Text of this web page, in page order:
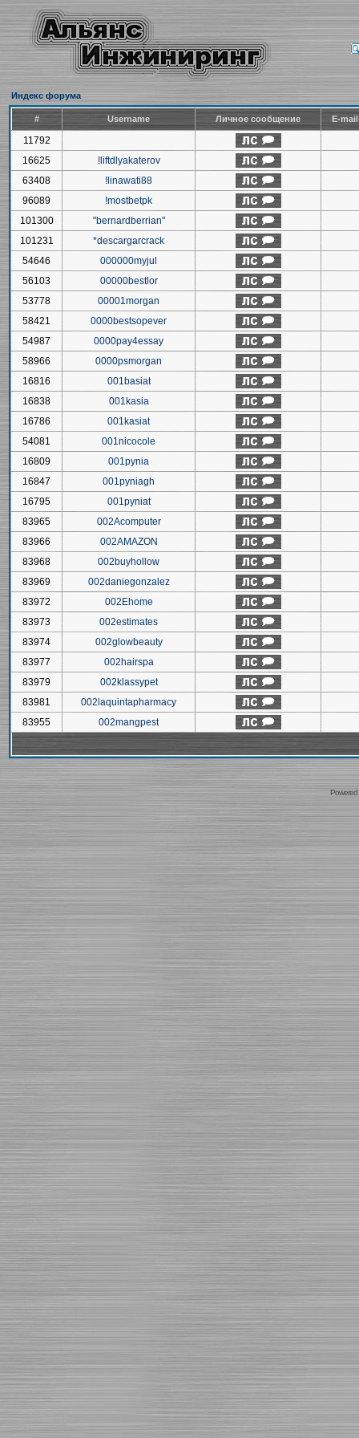
Индекс форума
# Username Личное сообщение E-
11792
16625
!liftdlyakaterov
63408
!linawati88
96089
!mostbetpk
101300
"bernardberrian"
101231
*descargarcrack
54646
000000myjul
56103
00000bestlor
53778
00001morgan
58421
0000bestsopever
54987
0000pay4essay
58966
0000psmorgan
16816
001basiat
16838
001kasia
16786
001kasiat
54081
001nicocole
16809
001pynia
16847
001pyniagh
16795
001pyniat
83965
002Acomputer
83966
002AMAZON
83968
002buyhollow
83969
002daniegonzalez
83972
002Ehome
83973
002estimates
83974
002glowbeauty
83977
002hairspa
83979
002klassypet
83981
002laquintapharmacy
83955
002mangpest